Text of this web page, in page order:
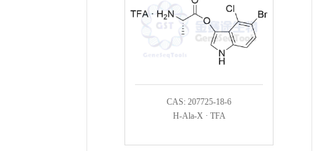
CAS: 207725-18-6
H-Ala-X · TFA